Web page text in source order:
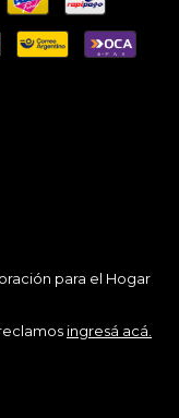
para el Hogar
ingresá acá.